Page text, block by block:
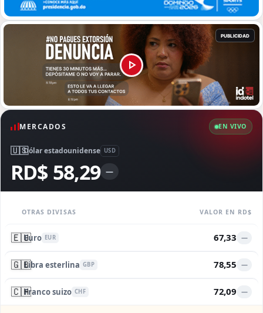
MERCADOS EN VIVO
🇺🇸Dólar estadounidense USD
RD$ 58,29 —
OTRAS DIVISAS VALOR EN RD$
🇪🇺Euro EUR 67,33 —
🇬🇧Libra esterlina GBP 78,55 —
🇨🇭Franco suizo CHF 72,09 —